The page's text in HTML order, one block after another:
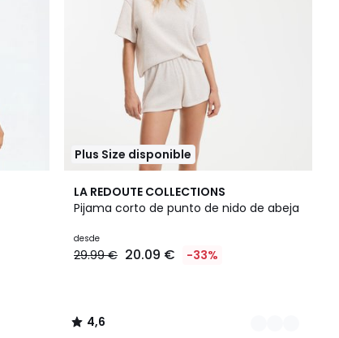
Plus Size disponible
LA REDOUTE COLLECTIONS
Pijama corto de punto de nido de abeja
desde
29.99 € 20.09 € -33%
4,6
/ 5
3
Colores
4,6
/